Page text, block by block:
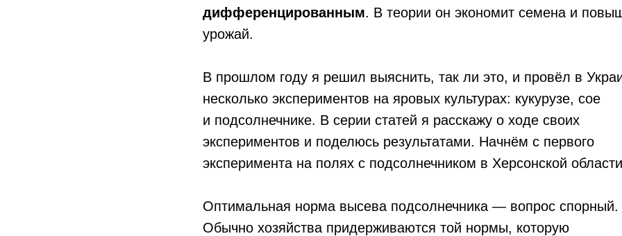
дифференцированным. В теории он экономит семена и
урожай.
В прошлом году я решил выяснить, так ли это, и провёл в
несколько экспериментов на яровых культурах: кукурузе, сое
и подсолнечнике. В серии статей я расскажу о ходе своих
экспериментов и поделюсь результатами. Начнём с первого
эксперимента на полях с подсолнечником в Херсонской
Оптимальная норма высева подсолнечника — вопрос спорный.
Обычно хозяйства придерживаются той нормы, которую